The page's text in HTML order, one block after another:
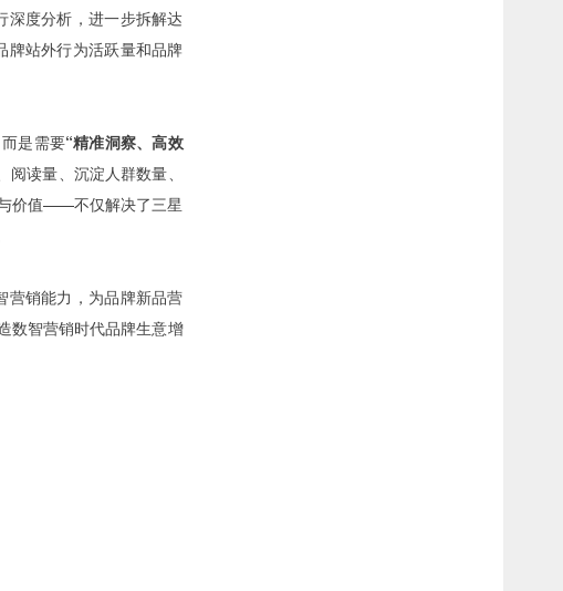
深度分析，进一步拆解达
牌站外行为活跃量和品牌
是需要“精准洞察、高效
读量、沉淀人群数量、
价值——不仅解决了三星
营销能力，为品牌新品营
数智营销时代品牌生意增